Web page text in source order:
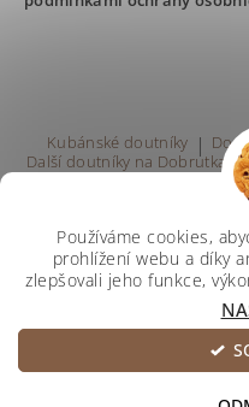
Kubánské doutníky |
Další doutníky na Dobrutka.eu
2026 ©Svetdoutniku, všechna
Používáme cookies,
prohlížení webu a díky
zlepšovali jeho funkce,